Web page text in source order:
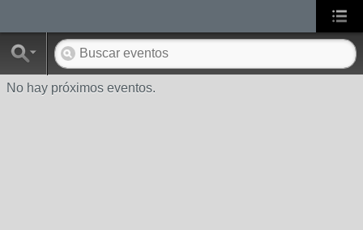
No hay próximos eventos.